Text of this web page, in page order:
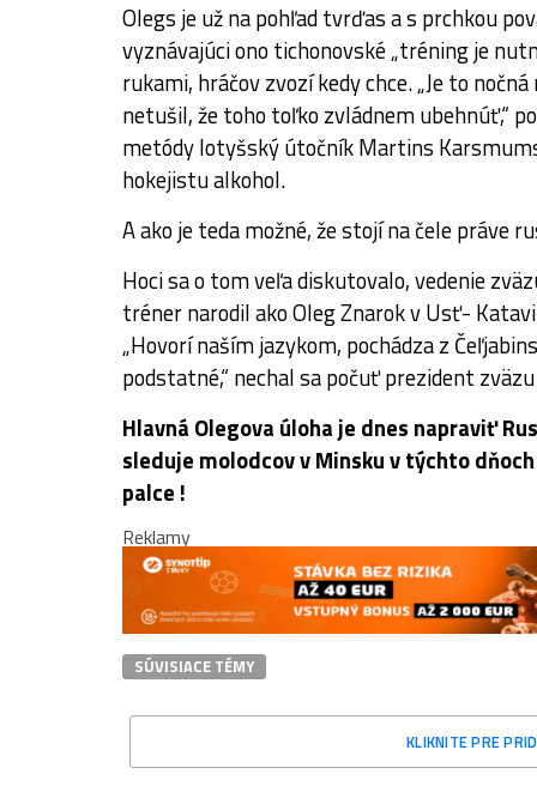
Olegs je už na pohľad tvrďas a s prchkou
vyznávajúci ono tichonovské „tréning je
rukami, hráčov zvozí kedy chce. „Je to
netušil, že toho toľko zvládnem ubehnúť,“
metódy lotyšský útočník Martins
hokejistu alkohol.
A ako je teda možné, že stojí na čele práve
Hoci sa o tom veľa diskutovalo, vedenie
tréner narodil ako Oleg Znarok v Usť-
„Hovorí naším jazykom, pochádza z
podstatné,“ nechal sa počuť prezident
Hlavná Olegova úloha je dnes napraviť
sleduje molodcov v Minsku v týchto
palce !
Reklamy
SÚVISIACE TÉMY
KLIKNITE PRE